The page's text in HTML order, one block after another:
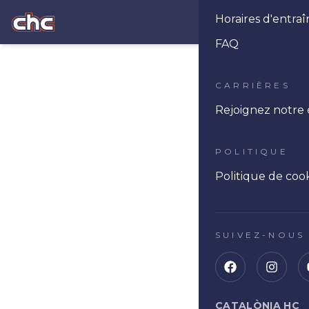
Horaires
FAQ
CARRIÈRES
Rejoignez notre
POLITIQUE
Politique de
SUIVEZ-NOUS
CATALÒNIA HC